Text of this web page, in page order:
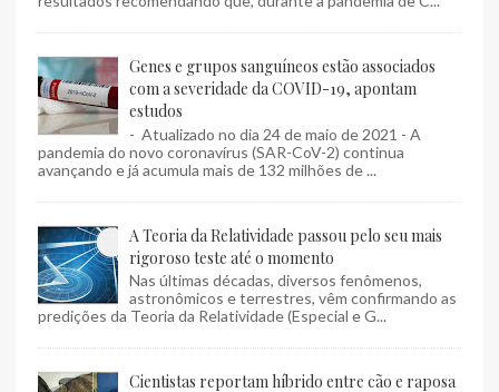
Genes e grupos sanguíneos estão associados
com a severidade da COVID-19, apontam
estudos
- Atualizado no dia 24 de maio de 2021 - A
pandemia do novo coronavírus (SAR-CoV-2) continua
avançando e já acumula mais de 132 milhões de ...
A Teoria da Relatividade passou pelo seu mais
rigoroso teste até o momento
Nas últimas décadas, diversos fenômenos,
astronômicos e terrestres, vêm confirmando as
predições da Teoria da Relatividade (Especial e G...
Cientistas reportam híbrido entre cão e raposa